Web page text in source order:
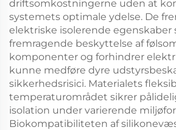
driftsomkostningerne uden at
systemets optimale ydelse. De
elektriske isolerende egenskaber
fremragende beskyttelse af
komponenter og forhindrer
kunne medføre dyre
sikkerhedsrisici. Materialets
temperaturområdet sikrer
isolation under varierende
Biokompatibiliteten af